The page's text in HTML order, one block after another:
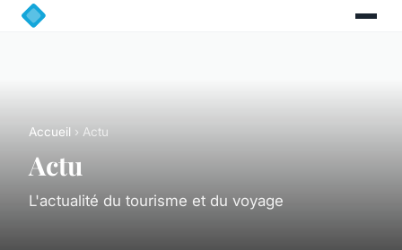
Accueil › Actu
Actu
L'actualité du tourisme et du voyage